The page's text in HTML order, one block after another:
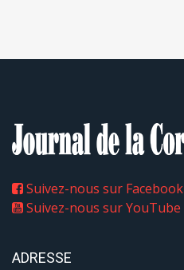
Suivez-nous sur Facebook
Suivez-nous sur YouTube
ADRESSE